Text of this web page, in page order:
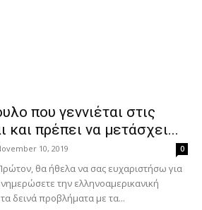
που γεννιέται στις
και πρέπει να μετάσχει...
10, 2019 0
θα ήθελα να σας ευχαριστήσω για
την ελληνοαμερικανική
δεινά προβλήματα με τα...